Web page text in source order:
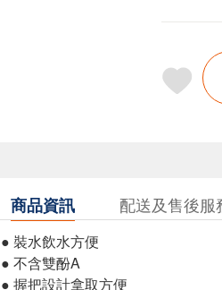
商品資訊 配送及售後服
● 裝水飲水方便
● 不含雙酚A
● 握把設計拿取方便